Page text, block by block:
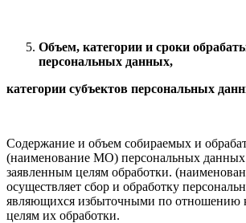
Объем, категории и сроки
персональных данных,
категории субъектов персональных
Содержание и объем собираемых и
(наименование МО) персональных данных
заявленным целям обработки.
осуществляет сбор и обработку
являющихся избыточными по отношению
целям их обработки.